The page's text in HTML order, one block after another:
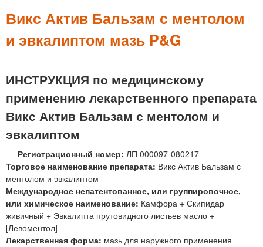
Викс Актив Бальзам с ментолом
и эвкалиптом мазь P&G
ИНСТРУКЦИЯ по медицинскому
применению лекарственного препарата
Викс Актив Бальзам с ментолом и
эвкалиптом
Регистрационный номер: ЛП 000097-080217
Торговое наименование препарата: Викс Актив Бальзам с
ментолом и эвкалиптом
Международное непатентованное, или группировочное,
или химическое наименование: Камфора + Скипидар
живичный + Эвкалипта прутовидного листьев масло +
[Левоментол]
Лекарственная форма: мазь для наружного применения